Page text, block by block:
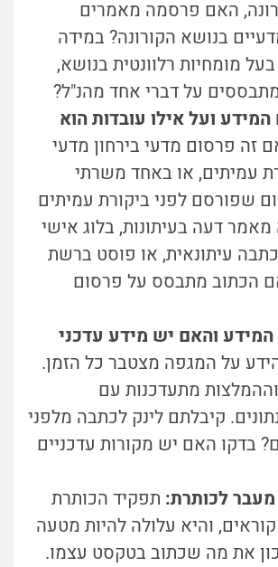
האם פרסמה מאמרים
בנושא הקורונה? במידה
בעל מומחיות רלוונטית בנושא,
על דברי אחד מהנ"ל?
המידע ועל אילו עובדות הוא
זה פרסום מדעי בירחון מדעי
עמיתים, או באחד משרתי
שפורסם לפני ביקורת עמיתים
מאמר דעה בעיתונות, בלוג אישי
עיתונאית, או פוסט ברשת
הכתוב מתבסס על פרסום
והאם יש מידע עדכני
על המגפה מצטבר כל הזמן.
מתעדכנות עם
קיבלתם לינק לכתבה מלפני
בדקו האם יש מקורות עדכניים
לכותרת: תפקיד הכותרת
והיא עלולה להיות מטעה
את מה שכתוב בטקסט עצמו.